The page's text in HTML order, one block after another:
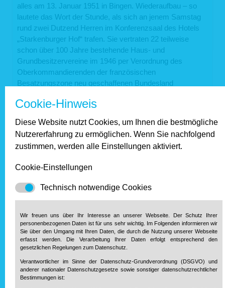
alles am 13. Januar 1951 in Bingen. Wiederaufbau – so
lautete das Wort der Stunde, als sich an jenem Samstag
rund zwei Dutzend Herren im Konferenzsaal des Hotels
„Starkenburger Hof“ trafen. Sie vertraten 22 teilweise
schon über 100 Jahre bestehende Haus- und
Grundbesitzervereine im 1946 per Verordnung des
Oberkommandierenden der französischen
Besatzungszone neu geschaffenen Bundesland
Eingetragener Verein statt lockere
Gemeinschaft
ihrer lockeren „Interessengemeinschaft“ soll ein
deutschlandweiten Haus & Grund Organisation werden.
Das Ja zur Satzung war die Geburtsstunde des
die Vereine von Alzey, Andernach, Bingen, Bingerbrück,
Bad Ems, Frankenthal, Kaiserslautern, Koblenz, Konz,
Bad Kreuznach, Ludwigshafen, Mainz, Mayen,
Niederlahnstein, Niederschelderhütte, Pirmasens, Sinzig,
Trier, Worms und Zweibrücken.
Cookie-Hinweis
Diese Website nutzt Cookies, um Ihnen die bestmögliche
Nutzererfahrung zu ermöglichen. Wenn Sie nachfolgend
zustimmen, werden alle Einstellungen aktiviert.
Cookie-Einstellungen
Technisch notwendige Cookies
Wir freuen uns über Ihr Interesse an unserer Webseite. Der Schutz Ihrer
personenbezogenen Daten ist für uns sehr wichtig. Im Folgenden informieren wir
Sie über den Umgang mit Ihren Daten, die durch die Nutzung unserer Webseite
erfasst werden. Die Verarbeitung Ihrer Daten erfolgt entsprechend den
gesetzlichen Regelungen zum Datenschutz.
Verantwortlicher im Sinne der Datenschutz-Grundverordnung (DSGVO) und
anderer nationaler Datenschutzgesetze sowie sonstiger datenschutzrechtlicher
Bestimmungen ist: